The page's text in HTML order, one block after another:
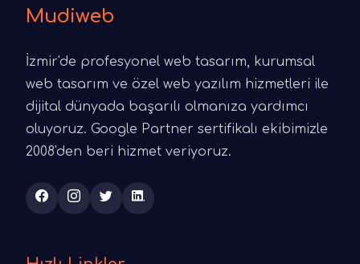
Mudiweb
İzmir'de profesyonel web tasarım, kurumsal
web tasarım ve özel web yazılım hizmetleri ile
dijital dünyada başarılı olmanıza yardımcı
oluyoruz. Google Partner sertifikalı ekibimizle
2008'den beri hizmet veriyoruz.